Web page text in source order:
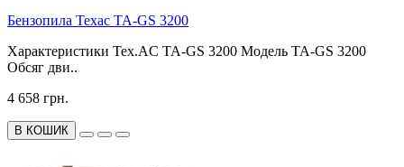
Бензопила Техас TA-GS 3200
Характеристики Tex.AC TA-GS 3200 Модель TA-GS 3200
Обсяг дви..
4 658 грн.
В КОШИК